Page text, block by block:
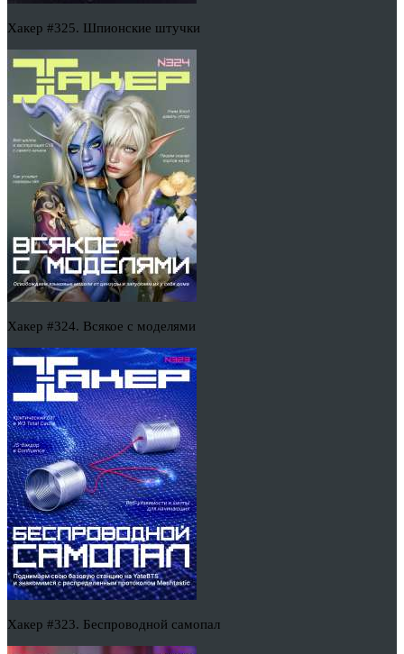
Хакер #325. Шпионские штучки
Хакер #324. Всякое с моделями
Хакер #323. Беспроводной самопал